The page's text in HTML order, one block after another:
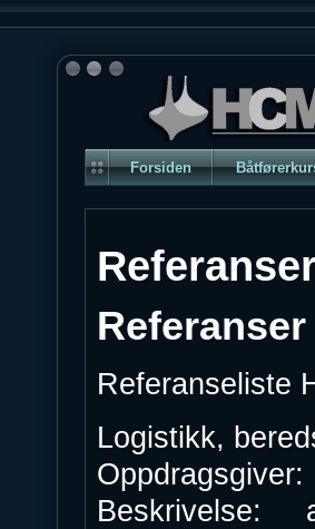
Forsiden
Referanser
Referanseliste
Logistikk,
Beskrivelse: